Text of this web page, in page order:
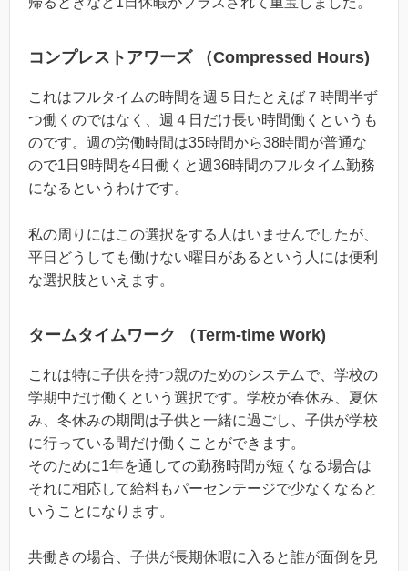
コンプレストアワーズ （Compressed Hours)
これはフルタイムの時間を週５日たとえば７時間半ず
つ働くのではなく、週４日だけ長い時間働くというも
のです。週の労働時間は35時間から38時間が普通な
ので1日9時間を4日働くと週36時間のフルタイム勤務
になるというわけです。
私の周りにはこの選択をする人はいませんでしたが、
平日どうしても働けない曜日があるという人には便利
な選択肢といえます。
タームタイムワーク （Term-time Work)
これは特に子供を持つ親のためのシステムで、学校の
学期中だけ働くという選択です。学校が春休み、夏休
み、冬休みの期間は子供と一緒に過ごし、子供が学校
に行っている間だけ働くことができます。
そのために1年を通しての勤務時間が短くなる場合は
それに相応して給料もパーセンテージで少なくなると
いうことになります。
共働きの場合、子供が長期休暇に入ると誰が面倒を見